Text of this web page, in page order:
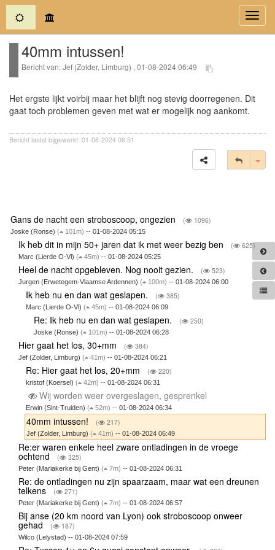
(current)
40mm intussen!
Bericht van: Jef (Zolder, Limburg) , 01-08-2024 06:49
Het ergste lijkt voirbij maar het blijft nog stevig doorregenen. Dit
gaat toch problemen geven met wat er mogelijk nog aankomt.
Bericht laatst bijgewerkt: 01-08-2024 06:51
Gans de nacht een stroboscoop, ongezien ( 1096)
Joske (Ronse) ( 101m) -- 01-08-2024 05:15
Ik heb dit in mijn 50+ jaren dat ik met weer bezig ben ( 625)
Marc (Lierde O-Vl) ( 45m) -- 01-08-2024 05:25
Heel de nacht opgebleven. Nog nooit gezien. ( 523)
Jurgen (Erwetegem-Vlaamse Ardennen) ( 100m) -- 01-08-2024 06:00
Ik heb nu en dan wat geslapen. ( 385)
Marc (Lierde O-Vl)( 45m) -- 01-08-2024 06:09
Re: Ik heb nu en dan wat geslapen. ( 250)
Joske (Ronse) ( 101m) -- 01-08-2024 06:28
Hier gaat het los, 30+mm ( 384)
Jef (Zolder, Limburg) ( 41m) -- 01-08-2024 06:21
Re: Hier gaat het los, 20+mm ( 220)
kristof (Koersel)( 42m) -- 01-08-2024 06:31
Wij worden weer overgeslagen, gesprenkel
Erwin (Sint-Truiden)( 52m) -- 01-08-2024 06:34
40mm intussen! ( 217)
Jef (Zolder, Limburg)( 41m) -- 01-08-2024 06:49
Re:er waren enkele heel zware ontladingen in de vroege
ochtend ( 325)
Peter (Mariakerke bij Gent) ( 7m) -- 01-08-2024 06:31
Re: de ontladingen nu zijn spaarzaam, maar wat een dreunen
telkens ( 271)
Peter (Mariakerke bij Gent) ( 7m) -- 01-08-2024 06:57
Bij anse (20 km noord van Lyon) ook stroboscoop onweer
gehad ( 187)
Wilco (Lelystad) -- 01-08-2024 07:59